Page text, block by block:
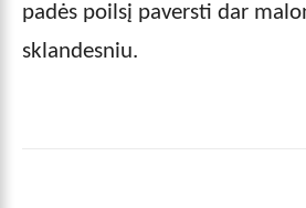
padės poilsį paversti dar
sklandesniu.